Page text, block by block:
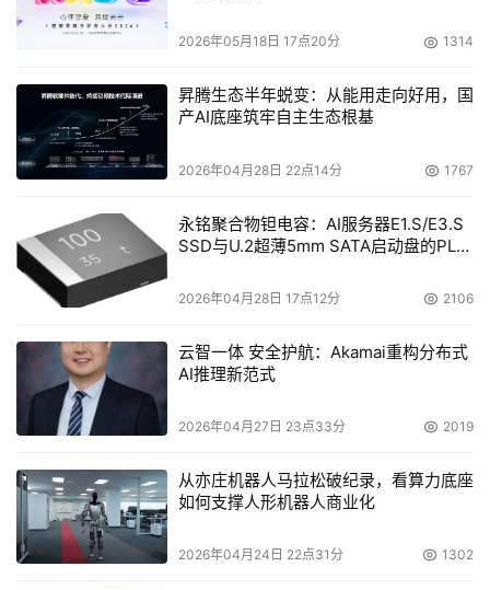
值以及它所提供的服务内容，随着我们刚才提到的新一代企
业级数据中心的策略的提出，我们在服务产品线里面也增加
IBM所能够提供的产品以及技术平台，帮助我们客户去建立
一些更加成本有效、更加动态或者虚拟化，能够更好地快速
部署以及支持它业务发展的这样一个存储架构。
一直以来，这都是存储与服务产品线主要地帮助客户体现我
们IBM技术价值的服务产品。随着新一代数据中心的发布，
我们也随之发布了新的存储优化与集成服务，名字叫做
Novus，在不久的将来，我们相信会有更多的媒体宣传以及
技术的发布围绕着Novus这样的服务产品。实际上Novus是
去年年底今年年初完成收购的一个在存储领域进行优化整合
以及技术咨询服务这样一家专业的服务公司。实际上它成立
于90年代，在整个存储的环境当中，在存储服务的领域中
已经经历了十多年的历史，在全球跟IBM科技与服务部也有
着非常良好以及持久的合作。它的特点在于它是一家独立的
咨询与顾问服务公司，所以它不光与IBM有着很好的合作，
实际上它对各个主流的IT与系统平台以及存储的厂商都有着
2026年05月18日 17点20分 1314
昇腾生态半年蜕变：从能用走向好用，国
产AI底座筑牢自主生态根基
2026年04月28日 22点14分 1767
永铭聚合物钽电容：AI服务器E1.S/E3.S
SSD与U.2超薄5mm SATA启动盘的PLP
2026年04月28日 17点12分 2106
云智一体 安全护航：Akamai重构分布式
AI推理新范式
2026年04月27日 23点33分 2019
从亦庄机器人马拉松破纪录，看算力底座
如何支撑人形机器人商业化
2026年04月24日 22点31分 1302